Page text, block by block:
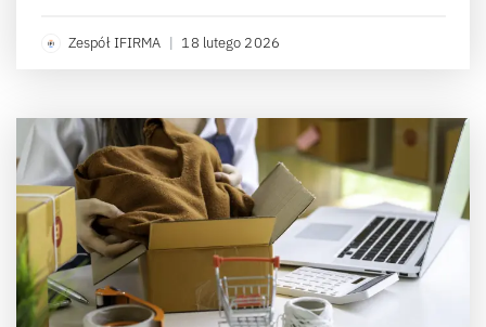
Zespół IFIRMA 18 lutego 2026